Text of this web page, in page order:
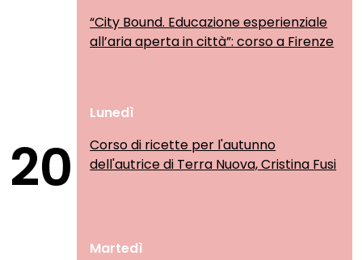
“City Bound. Educazione esperienziale
all’aria aperta in città”: corso a Firenze
20
Lunedì
Corso di ricette per l'autunno
dell'autrice di Terra Nuova, Cristina Fusi
Martedì